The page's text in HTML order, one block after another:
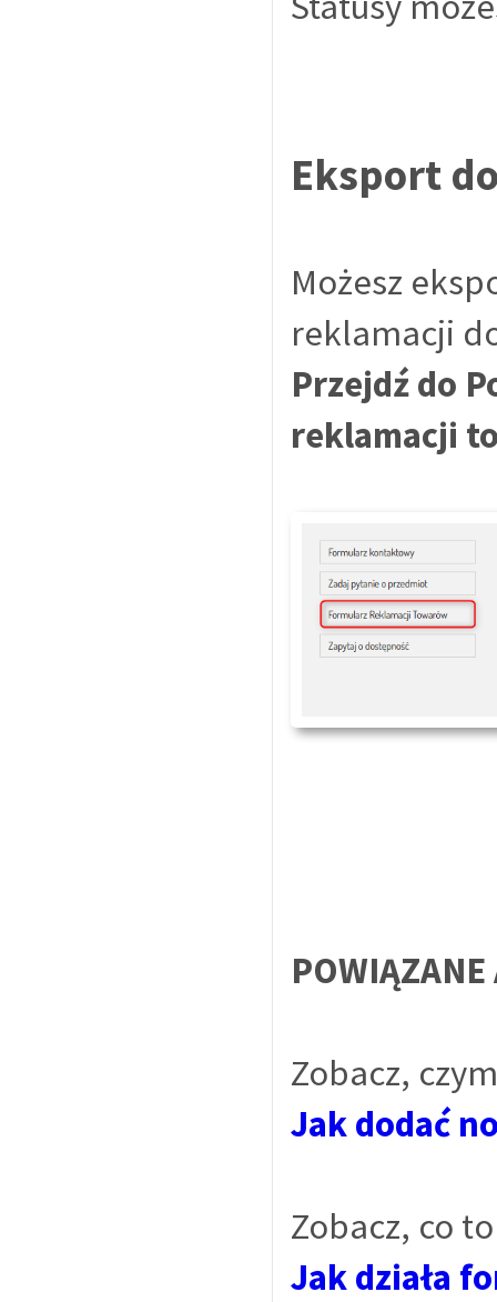
Eksport
Możesz
reklamacji
Przejdź do
reklamacji
POWIĄZANE
Zobacz,
Jak dodać
Zobacz, co
Jak działa